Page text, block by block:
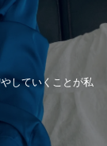
していくことが私